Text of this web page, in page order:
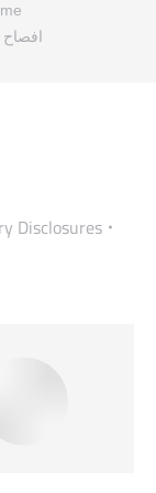
Disclosures